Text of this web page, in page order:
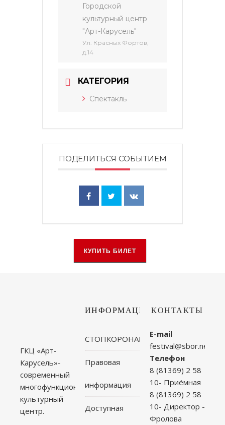
Городской
культурный центр
"Арт-Карусель"
Ул. Красных Фортов,
д.14
КАТЕГОРИЯ
Спектакль
ПОДЕЛИТЬСЯ СОБЫТИЕМ
КУПИТЬ БИЛЕТ
ГКЦ «Арт-
Карусель»-
современный
многофункциональный
культурный
центр.
ИНФОРМАЦИЯ
СТОПКОРОНАВИРУС
Правовая
информация
Доступная
КОНТАКТЫ
E-mail
festival@sbor.net
Телефон
8 (81369) 2 58
10- Приёмная
8 (81369) 2 58
10- Директор -
Фролова